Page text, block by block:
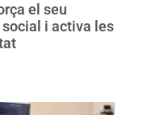
el seu
i activa les